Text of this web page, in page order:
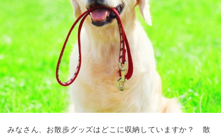
みなさん、お散歩グッズはどこに収納していますか？ 散